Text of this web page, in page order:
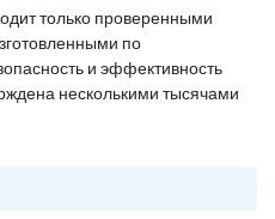
только проверенными
по
и эффективность
несколькими тысячами